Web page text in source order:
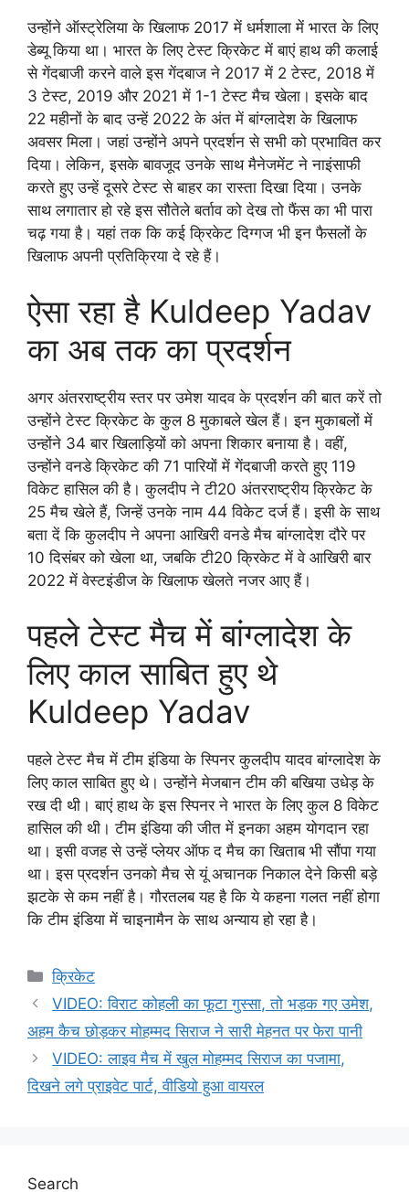
उन्होंने ऑस्ट्रेलिया के खिलाफ 2017 में धर्मशाला में भारत के लिए
डेब्यू किया था। भारत के लिए टेस्ट क्रिकेट में बाएं हाथ की कलाई
से गेंदबाजी करने वाले इस गेंदबाज ने 2017 में 2 टेस्ट, 2018 में
3 टेस्ट, 2019 और 2021 में 1-1 टेस्ट मैच खेला। इसके बाद
22 महीनों के बाद उन्हें 2022 के अंत में बांग्लादेश के खिलाफ
अवसर मिला। जहां उन्होंने अपने प्रदर्शन से सभी को प्रभावित कर
दिया। लेकिन, इसके बावजूद उनके साथ मैनेजमेंट ने नाइंसाफी
करते हुए उन्हें दूसरे टेस्ट से बाहर का रास्ता दिखा दिया। उनके
साथ लगातार हो रहे इस सौतेले बर्ताव को देख तो फैंस का भी पारा
चढ़ गया है। यहां तक कि कई क्रिकेट दिग्गज भी इन फैसलों के
खिलाफ अपनी प्रतिक्रिया दे रहे हैं।
ऐसा रहा है Kuldeep Yadav
का अब तक का प्रदर्शन
अगर अंतरराष्ट्रीय स्तर पर उमेश यादव के प्रदर्शन की बात करें तो
उन्होंने टेस्ट क्रिकेट के कुल 8 मुकाबले खेल हैं। इन मुकाबलों में
उन्होंने 34 बार खिलाड़ियों को अपना शिकार बनाया है। वहीं,
उन्होंने वनडे क्रिकेट की 71 पारियों में गेंदबाजी करते हुए 119
विकेट हासिल की है। कुलदीप ने टी20 अंतरराष्ट्रीय क्रिकेट के
25 मैच खेले हैं, जिन्हें उनके नाम 44 विकेट दर्ज हैं। इसी के साथ
बता दें कि कुलदीप ने अपना आखिरी वनडे मैच बांग्लादेश दौरे पर
10 दिसंबर को खेला था, जबकि टी20 क्रिकेट में वे आखिरी बार
2022 में वेस्टइंडीज के खिलाफ खेलते नजर आए हैं।
पहले टेस्ट मैच में बांग्लादेश के
लिए काल साबित हुए थे
Kuldeep Yadav
पहले टेस्ट मैच में टीम इंडिया के स्पिनर कुलदीप यादव बांग्लादेश के
लिए काल साबित हुए थे। उन्होंने मेजबान टीम की बखिया उधेड़ के
रख दी थी। बाएं हाथ के इस स्पिनर ने भारत के लिए कुल 8 विकेट
हासिल की थी। टीम इंडिया की जीत में इनका अहम योगदान रहा
था। इसी वजह से उन्हें प्लेयर ऑफ द मैच का खिताब भी सौंपा गया
था। इस प्रदर्शन उनको मैच से यूं अचानक निकाल देने किसी बड़े
झटके से कम नहीं है। गौरतलब यह है कि ये कहना गलत नहीं होगा
कि टीम इंडिया में चाइनामैन के साथ अन्याय हो रहा है।
Categories
क्रिकेट
VIDEO: विराट कोहली का फूटा गुस्सा, तो भड़क गए उमेश,
अहम कैच छोड़कर मोहम्मद सिराज ने सारी मेहनत पर फेरा पानी
VIDEO: लाइव मैच में खुल मोहम्मद सिराज का पजामा,
दिखने लगे प्राइवेट पार्ट, वीडियो हुआ वायरल
Search